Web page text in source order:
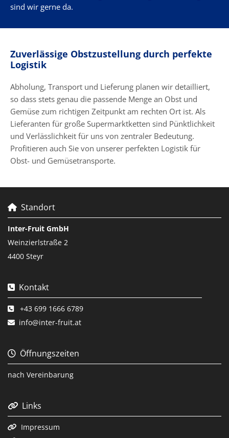
sind wir gerne da.
Zuverlässige Obstzustellung durch perfekte
Logistik
Abholung, Transport und Lieferung planen wir detailliert,
so dass stets genau die passende Menge an Obst und
Gemüse zum richtigen Zeitpunkt am rechten Ort ist. Als
Lieferanten für große Supermarktketten sind Pünktlichkeit
und Verlässlichkeit für uns von zentraler Bedeutung.
Profitieren auch Sie von unserer perfekten Logistik für
Obst- und Gemüsetransporte.
 Standort
Inter-Fruit GmbH
Weinzierlstraße 2
4400 Steyr
 Kontakt
 +43 699 1666 6789
 info@inter-fruit.at
 Öffnungszeiten
nach Vereinbarung
 Links
 Impressum